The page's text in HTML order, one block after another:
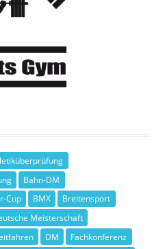
Bahn-DM
Cup
BMX
Breitensport
Meisterschaft
DM
Fachkonferenz